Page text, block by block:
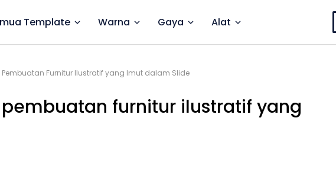
Template Warna Gaya Alat
Pembuatan Furnitur Ilustratif yang Imut dalam Slide
furnitur ilustratif yang